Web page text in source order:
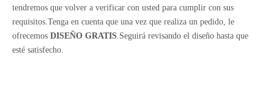
tendremos que volver a verificar con usted para cumplir con sus
requisitos.Tenga en cuenta que una vez que realiza un pedido, le
ofrecemos DISEÑO GRATIS.Seguirá revisando el diseño hasta que
esté satisfecho.